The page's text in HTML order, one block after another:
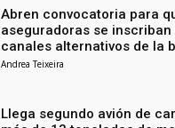
Abren convocatoria para
aseguradoras se inscriban
canales alternativos de la
Andrea Teixeira
Llega segundo avión de